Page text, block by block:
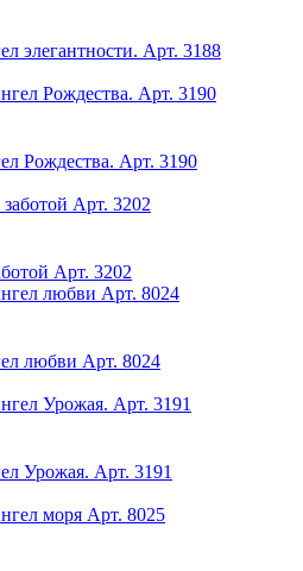
элегантности. Арт. 3188
Рождества. Арт. 3190
Арт. 3202
любви Арт. 8024
Урожая. Арт. 3191